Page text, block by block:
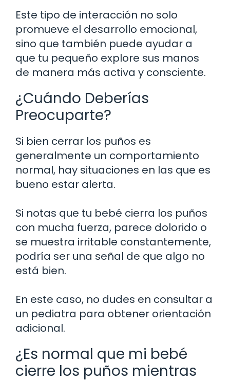
Este tipo de interacción no solo
promueve el desarrollo emocional,
sino que también puede ayudar a
que tu pequeño explore sus manos
de manera más activa y consciente.
¿Cuándo Deberías
Preocuparte?
Si bien cerrar los puños es
generalmente un comportamiento
normal, hay situaciones en las que es
bueno estar alerta.
Si notas que tu bebé cierra los puños
con mucha fuerza, parece dolorido o
se muestra irritable constantemente,
podría ser una señal de que algo no
está bien.
En este caso, no dudes en consultar a
un pediatra para obtener orientación
adicional.
¿Es normal que mi bebé
cierre los puños mientras